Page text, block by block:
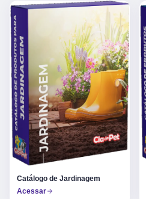
Catálogo de Jardinagem
Acessar